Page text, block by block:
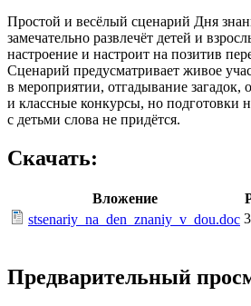
Простой и весёлый сценарий Дня
замечательно развлечёт детей и
настроение и настроит на позитив
Сценарий предусматривает живое
в мероприятии, отгадывание загадок,
и классные конкурсы, но подготовки
с детьми слова не придётся.
Скачать:
Вложение
stsenariy_na_den_znaniy_v_dou.doc
Предварительный